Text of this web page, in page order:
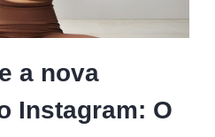
a nova
Instagram: O